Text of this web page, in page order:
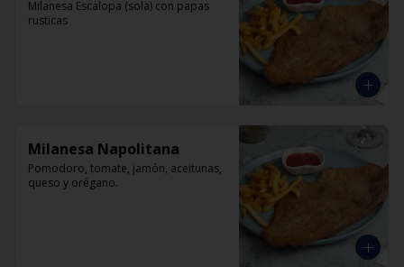
Milanesa Escalopa (sola) con papas
rusticas
Milanesa Napolitana
Pomodoro, tomate, jamón, aceitunas,
queso y orégano.